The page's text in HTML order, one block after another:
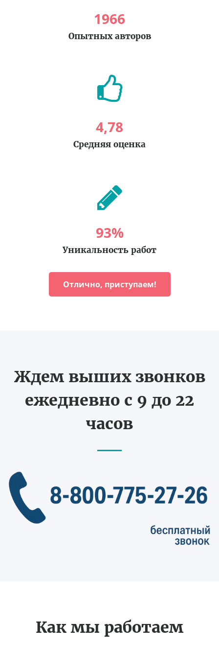
1966
Опытных авторов
4,78
Средняя оценка
93%
Уникальность работ
Отлично, приступаем!
Ждем выших звонков
ежедневно с 9 до 22
часов
Как мы работаем